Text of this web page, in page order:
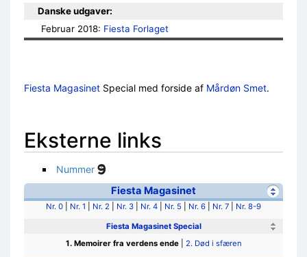
Danske udgaver:
Februar 2018: Fiesta Forlaget
Fiesta Magasinet Special med forside af Mårdøn Smet.
Eksterne links
Nummer
Fiesta Magasinet
Nr. 0 Nr. 1 Nr. 2 Nr. 3 Nr. 4 Nr. 5 Nr. 6 Nr. 7 Nr. 8-9
Fiesta Magasinet Special
1. Memoirer fra verdens ende| 2. Død i sfæren